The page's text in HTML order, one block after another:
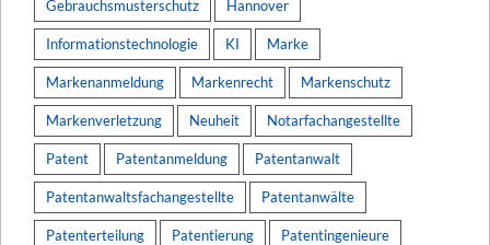
Gebrauchsmusterschutz Hannover
Informationstechnologie KI Marke
Markenanmeldung Markenrecht Markenschutz
Markenverletzung Neuheit Notarfachangestellte
Patent Patentanmeldung Patentanwalt
Patentanwaltsfachangestellte Patentanwälte
Patenterteilung Patentierung Patentingenieure